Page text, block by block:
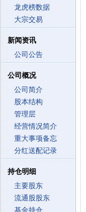
龙虎榜数据
大宗交易
新闻资讯
公司公告
公司概况
公司简介
股本结构
管理层
经营情况简介
重大事项备忘
分红送配记录
持仓明细
主要股东
流通股股东
基金持仓